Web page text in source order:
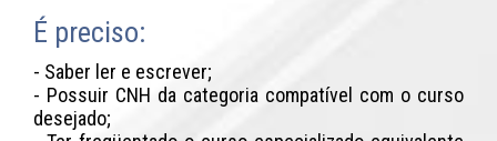
É preciso:
- Saber ler e escrever;
- Possuir CNH da categoria compatível com o curso
desejado;